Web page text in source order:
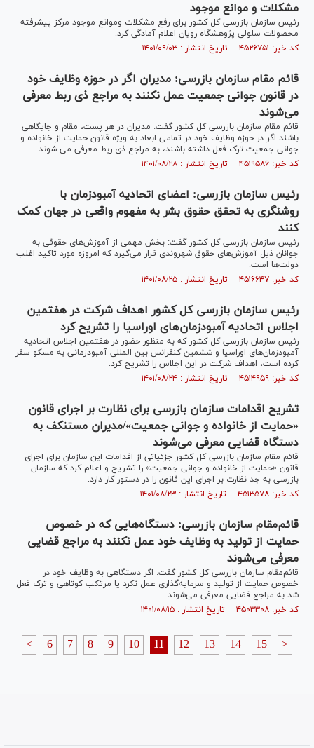
مشکلات و موانع موجود
رئیس سازمان بازرسی کل کشور برای رفع مشکلات و‌موانع موجود مرکز پیشرفته
محصولات سلولی پژوهشگاه رویان اعلام آمادگی کرد.
کد خبر: ۴۵۲۶۷۵۱ تاریخ انتشار : ۱۴۰۱/۰۹/۰۳
قائم مقام سازمان بازرسی: مدیران اگر در حوزه وظایف خود
در قانون جوانی جمعیت عمل نکنند به مراجع ذی ربط معرفی
می‌شوند
قائم مقام سازمان بازرسی کل کشور گفت: مدیران در هر پست، مقام و جایگاهی
باشند اگر در حوزه وظایف خود در تمامی ابعاد به ویژه قانون حمایت از خانواده و
جوانی جمعیت ترک فعل داشته باشند، به مراجع ذی ربط معرفی می شوند.
کد خبر: ۴۵۱۹۵۸۶ تاریخ انتشار : ۱۴۰۱/۰۸/۲۸
رئیس سازمان بازرسی: اعضای اتحادیه آمبودزمان با
روشنگری به تحقق حقوق بشر به مفهوم واقعی در جهان کمک
کنند
رئیس سازمان بازرسی کل کشور گفت: بخش مهمی از آموزش­‌های حقوقی به
جوانان ذیل آموزش‌های حقوق شهروندی قرار می‌گیرد که امروزه مورد تاکید اغلب
دولت­‌ها است.
کد خبر: ۴۵۱۶۶۴۷ تاریخ انتشار : ۱۴۰۱/۰۸/۲۵
رئیس سازمان بازرسی کل کشور اهداف شرکت در هفتمین
اجلاس اتحادیه آمبودزمان‌های اوراسیا را تشریح کرد
رئیس سازمان بازرسی کل کشور که به منظور حضور در هفتمین اجلاس اتحادیه
آمبودزمان‌های اوراسیا و ششمین کنفرانس بین المللی آمبودزمانی به مسکو سفر
کرده است، اهداف شرکت در این اجلاس را تشریح کرد.
کد خبر: ۴۵۱۴۹۵۹ تاریخ انتشار : ۱۴۰۱/۰۸/۲۴
تشریح اقدامات سازمان بازرسی برای نظارت بر اجرای قانون
«حمایت از خانواده و جوانی جمعیت»/مدیران مستنکف به
دستگاه قضایی معرفی می‌شوند
قائم مقام سازمان بازرسی کل کشور جزئیاتی از اقدامات این سازمان برای اجرای
قانون «حمایت از خانواده و جوانی جمعیت» را تشریح و اعلام کرد که سازمان
بازرسی به جد نظارت بر اجرای این قانون را در دستور کار دارد.
کد خبر: ۴۵۱۳۵۷۸ تاریخ انتشار : ۱۴۰۱/۰۸/۲۳
قائم‌مقام سازمان بازرسی: دستگاه‌هایی که در خصوص
حمایت از تولید به وظایف خود عمل نکنند به مراجع قضایی
معرفی می‌شوند
قائم‌مقام سازمان بازرسی کل کشور گفت: اگر دستگاهی به وظایف خود در
خصوص حمایت از تولید و سرمایه‌گذاری عمل نکرد یا مرتکب کوتاهی و ترک فعل
شد به مراجع قضایی معرفی می‌شوند.
کد خبر: ۴۵۰۳۳۰۸ تاریخ انتشار : ۱۴۰۱/۰۸/۱۵
< 6 7 8 9 10 11 12 13 14 15 >